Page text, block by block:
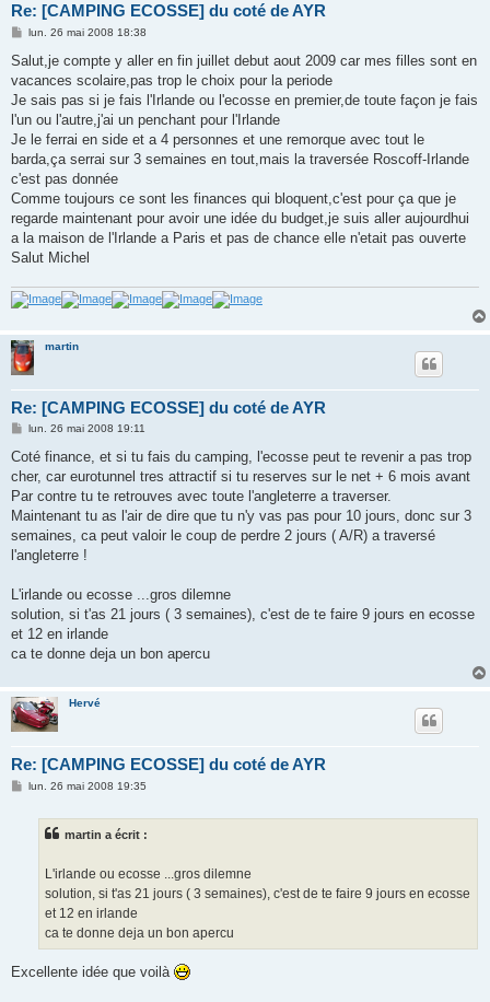
Re: [CAMPING ECOSSE] du coté de AYR
M
s
a
g
lun. 26 mai 2008 18:38
Salut,je compte y aller en fin juillet debut aout 2009 car mes filles sont en
vacances scolaire,pas trop le choix pour la periode
Je sais pas si je fais l'Irlande ou l'ecosse en premier,de toute façon je fais
l'un ou l'autre,j'ai un penchant pour l'Irlande
Je le ferrai en side et a 4 personnes et une remorque avec tout le
barda,ça serrai sur 3 semaines en tout,mais la traversée Roscoff-Irlande
c'est pas donnée
Comme toujours ce sont les finances qui bloquent,c'est pour ça que je
regarde maintenant pour avoir une idée du budget,je suis aller aujourdhui
a la maison de l'Irlande a Paris et pas de chance elle n'etait pas ouverte
Salut Michel
martin
Re: [CAMPING ECOSSE] du coté de AYR
M
s
a
g
lun. 26 mai 2008 19:11
Coté finance, et si tu fais du camping, l'ecosse peut te revenir a pas trop
cher, car eurotunnel tres attractif si tu reserves sur le net + 6 mois avant
Par contre tu te retrouves avec toute l'angleterre a traverser.
Maintenant tu as l'air de dire que tu n'y vas pas pour 10 jours, donc sur 3
semaines, ca peut valoir le coup de perdre 2 jours ( A/R) a traversé
l'angleterre !
L'irlande ou ecosse ...gros dilemne
solution, si t'as 21 jours ( 3 semaines), c'est de te faire 9 jours en ecosse
et 12 en irlande
ca te donne deja un bon apercu
Hervé
Re: [CAMPING ECOSSE] du coté de AYR
Mlun. 26 mai 2008 19:35
martin a écrit :
L'irlande ou ecosse ...gros dilemne
solution, si t'as 21 jours ( 3 semaines), c'est de te faire 9 jours en ecosse
et 12 en irlande
ca te donne deja un bon apercu
Excellente idée que voilà